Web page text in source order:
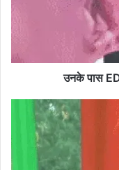
हमारे
पास
है:
उनके पास ED
वाली